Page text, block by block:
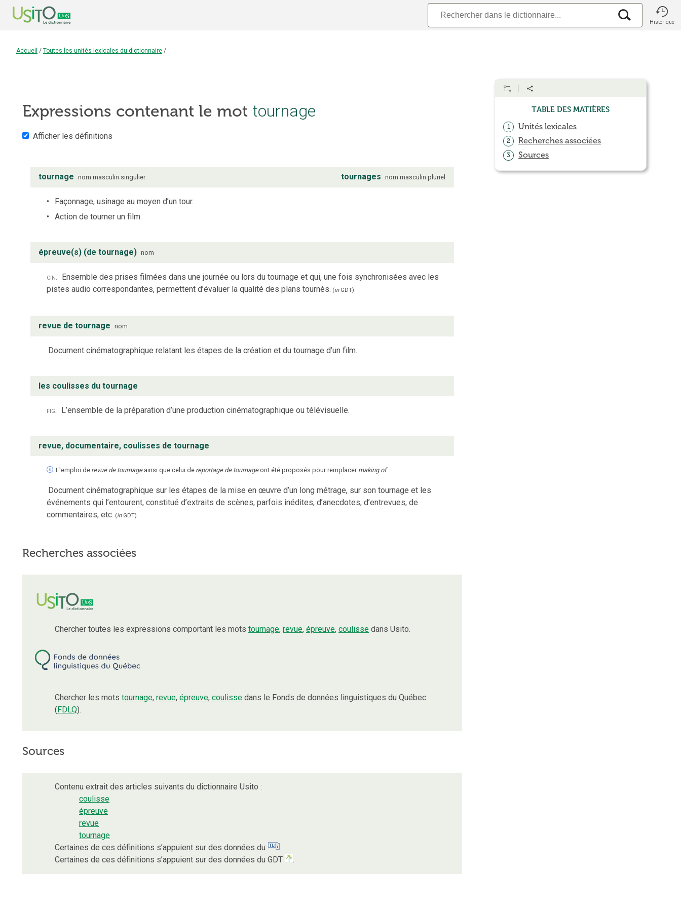
Historique
Accueil / Toutes les unités lexicales du dictionnaire /
Expressions contenant le mot tournage
Afficher les définitions
tournage nom masculin singulier tournages nom masculin pluriel
Façonnage, usinage au moyen d’un tour.
Action de tourner un film.
épreuve(s) (de tournage) nom
cin. Ensemble des prises filmées dans une journée ou lors du tournage et qui, une fois synchronisées avec les
pistes audio correspondantes, permettent d’évaluer la qualité des plans tournés. (inGDT)
revue de tournage nom
Document cinématographique relatant les étapes de la création et du tournage d’un film.
les coulisses du tournage
fig. L’ensemble de la préparation d’une production cinématographique ou télévisuelle.
revue, documentaire, coulisses de tournage
L'emploi de revue de tournage ainsi que celui de reportage de tournageont été proposés pour remplacer making of.
Document cinématographique sur les étapes de la mise en œuvre d’un long métrage, sur son tournage et les
événements qui l’entourent, constitué d’extraits de scènes, parfois inédites, d’anecdotes, d’entrevues, de
commentaires, etc. (inGDT)
Recherches associées
Chercher toutes les expressions comportant les mots tournage, revue, épreuve, coulisse dans Usito.
Chercher les mots tournage, revue, épreuve, coulisse dans le Fonds de données linguistiques du Québec
(FDLQ).
Sources
Contenu extrait des articles suivants du dictionnaire Usito :
coulisse
épreuve
revue
tournage
Certaines de ces définitions s’appuient sur des données du
.
Certaines de ces définitions s’appuient sur des données du GDT
.
Table des matières
1 Unités lexicales
2 Recherches associées
3 Sources